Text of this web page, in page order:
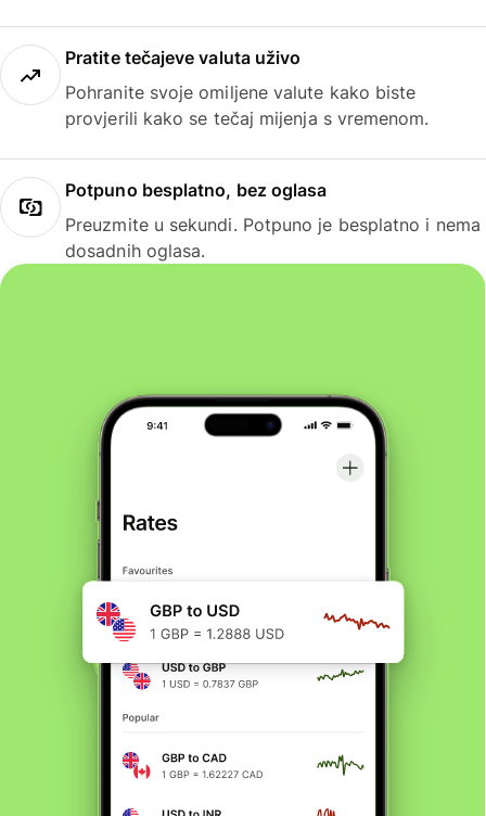
Pratite tečajeve valuta uživo
Pohranite svoje omiljene valute kako biste
provjerili kako se tečaj mijenja s vremenom.
Potpuno besplatno, bez oglasa
Preuzmite u sekundi. Potpuno je besplatno i nema
dosadnih oglasa.